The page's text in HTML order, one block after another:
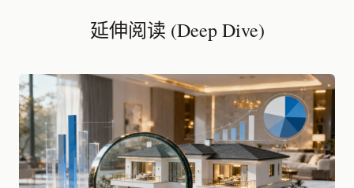
延伸阅读 (Deep Dive)